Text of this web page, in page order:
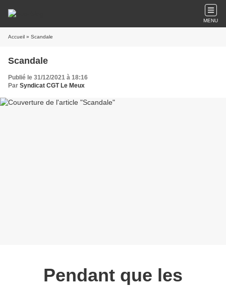
MENU
Accueil » Scandale
Scandale
Publié le 31/12/2021 à 18:16
Par Syndicat CGT Le Meux
Pendant que les